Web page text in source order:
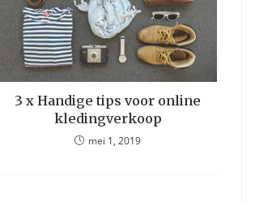
3 x Handige tips voor online
kledingverkoop
mei 1, 2019